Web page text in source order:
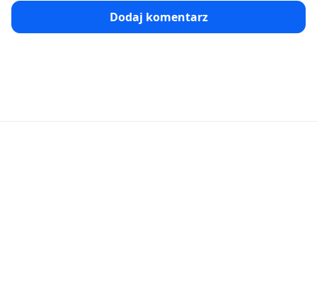
Dodaj komentarz